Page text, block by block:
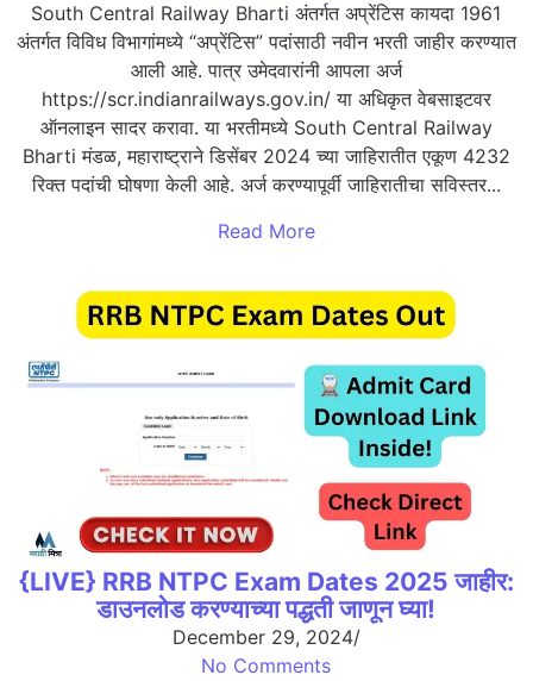
South Central Railway Bharti अंतर्गत अप्रेंटिस कायदा 1961
अंतर्गत विविध विभागांमध्ये “अप्रेंटिस” पदांसाठी नवीन भरती जाहीर करण्यात
आली आहे. पात्र उमेदवारांनी आपला अर्ज
https://scr.indianrailways.gov.in/ या अधिकृत वेबसाइटवर
ऑनलाइन सादर करावा. या भरतीमध्ये South Central Railway
Bharti मंडळ, महाराष्ट्राने डिसेंबर 2024 च्या जाहिरातीत एकूण 4232
रिक्त पदांची घोषणा केली आहे. अर्ज करण्यापूर्वी जाहिरातीचा सविस्तर...
Read More
{LIVE} RRB NTPC Exam Dates 2025 जाहीर:
डाउनलोड करण्याच्या पद्धती जाणून घ्या!
December 29, 2024/
No Comments